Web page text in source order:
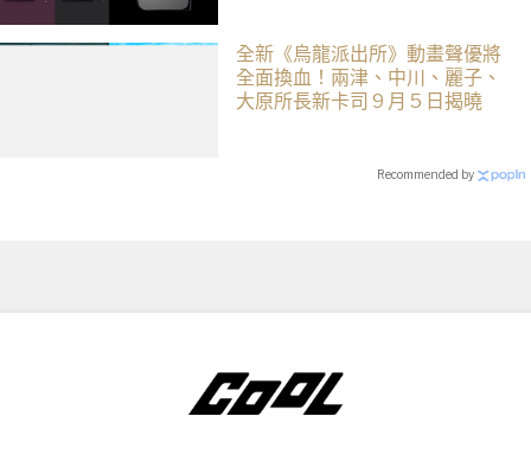
全新《烏龍派出所》動畫聲優將
全面換血！兩津、中川、麗子、
大原所長新卡司 9 月 5 日揭曉
Recommended by